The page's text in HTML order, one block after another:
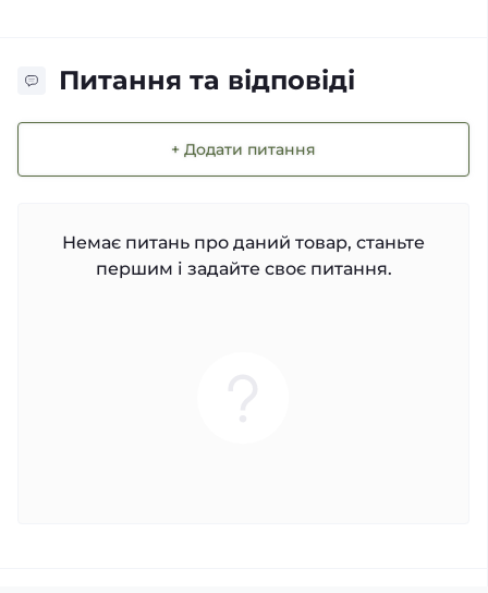
Питання та відповіді
+ Додати питання
Немає питань про даний товар, станьте
першим і задайте своє питання.